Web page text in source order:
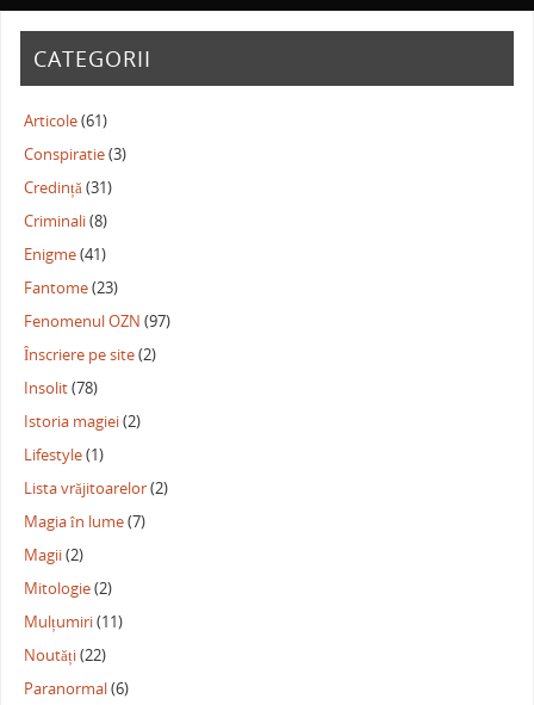
CATEGORII
Articole(61)
Conspiratie(3)
Credință(31)
Criminali(8)
Enigme(41)
Fantome(23)
Fenomenul OZN (97)
Înscriere pe site(2)
Insolit(78)
Istoria magiei(2)
Lifestyle(1)
Lista vrăjitoarelor(2)
Magia în lume(7)
Magii(2)
Mitologie(2)
Mulțumiri(11)
Noutăți(22)
Paranormal(6)